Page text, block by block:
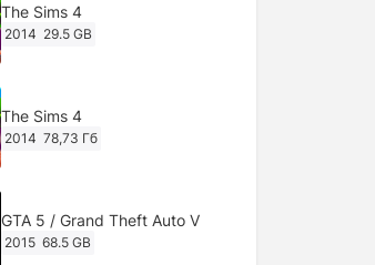
The Sims 4
2014 29.5 GB
The Sims 4
2014 78,73 Гб
GTA 5 / Grand Theft Auto V
2015 68.5 GB